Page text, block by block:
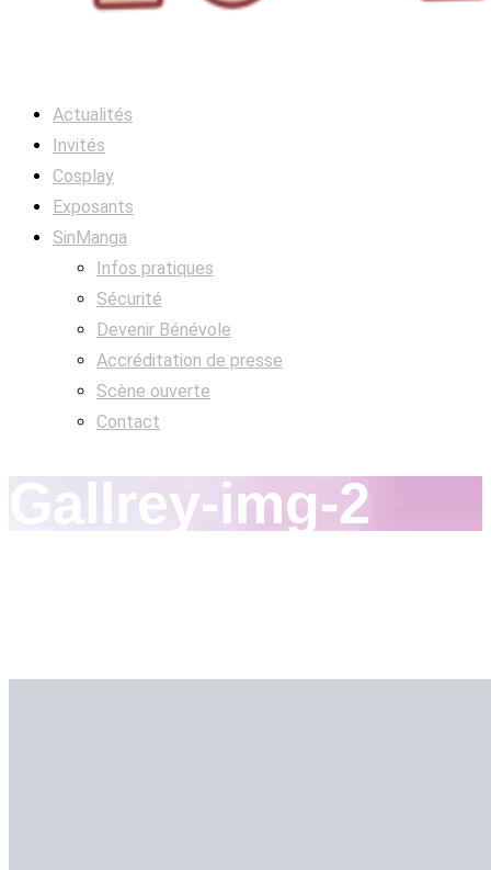
Actualités
Invités
Cosplay
Exposants
SinManga
Infos pratiques
Sécurité
Devenir Bénévole
Accréditation de presse
Scène ouverte
Contact
Gallrey-img-2